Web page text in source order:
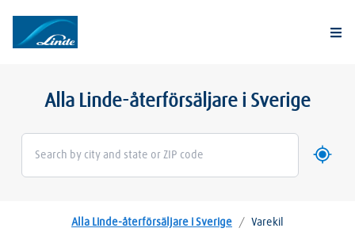
Alla Linde-återförsäljare i Sverige
Alla Linde-återförsäljare i Sverige / Varekil